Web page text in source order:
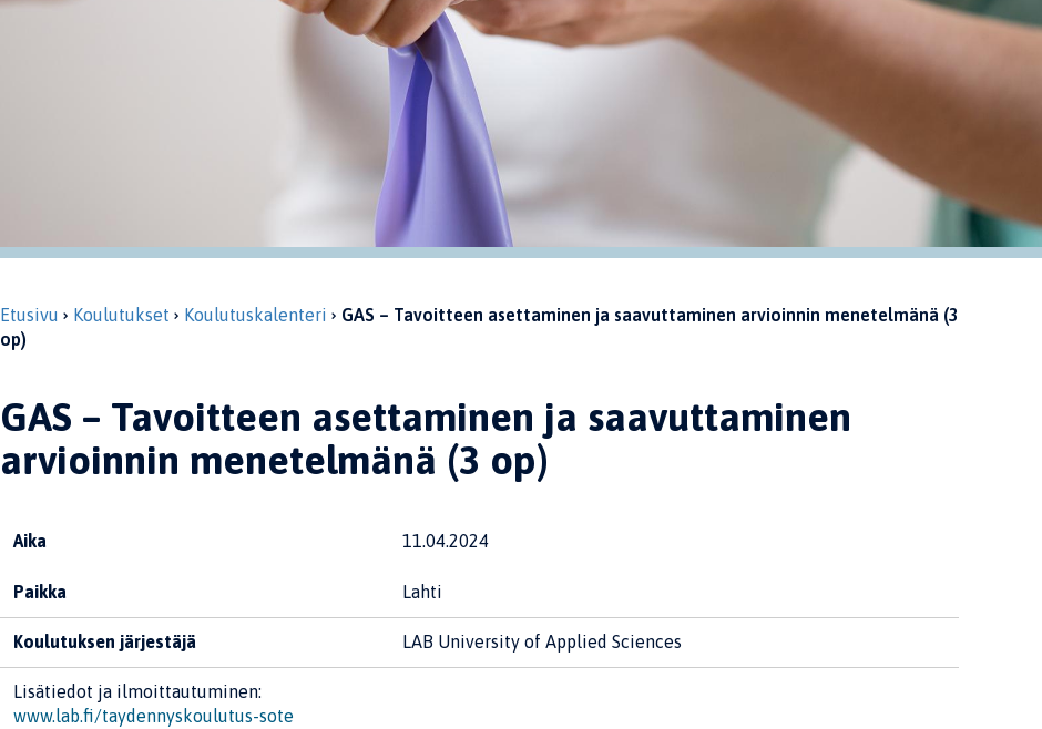
Etusivu Koulutukset Koulutuskalenteri
GAS – Tavoitteen asettaminen ja saavuttaminen arvioinnin menetelmänä (3
op)
GAS – Tavoitteen asettaminen ja saavuttaminen
arvioinnin menetelmänä (3 op)
Aika 11.04.2024
Paikka Lahti
Koulutuksen järjestäjä LAB University of Applied Sciences
Lisätiedot ja ilmoittautuminen:
www.lab.fi/taydennyskoulutus-sote